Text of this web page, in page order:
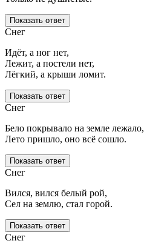
Показать ответ
Снег
Идёт, а ног нет,
Лежит, а постели нет,
Лёгкий, а крыши ломит.
Показать ответ
Снег
Бело покрывало на земле лежало,
Лето пришло, оно всё сошло.
Показать ответ
Снег
Вился, вился белый рой,
Сел на землю, стал горой.
Показать ответ
Снег